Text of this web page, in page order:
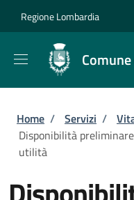
Regione Lombardia
Briciole di
Home / Servizi /
Disponibilità
utilità